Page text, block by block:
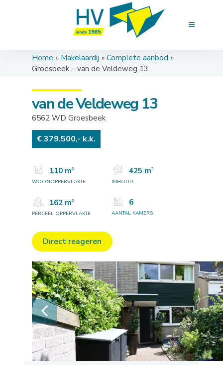
Home Makelaardij
Complete aanbod
Groesbeek – van de Veldeweg 13
van de Veldeweg 13
6562 WD Groesbeek
€ 379.500,- k.k.
110 m2
WOONOPPERVLAKTE
425 m3
INHOUD
162 m2
PERCEEL OPPERVLAKTE
6
AANTAL KAMERS
Direct reageren